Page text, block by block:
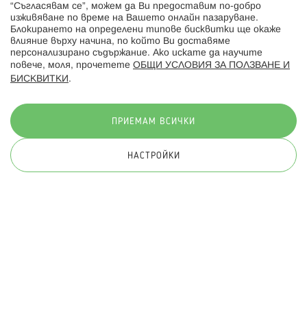
Последвайте ни:
© 2026 Hippoland.net. Всички права запазени
“Съгласявам се”, можем да Ви предоставим по-добро
изживяване по време на Вашето онлайн пазаруване.
Блокирането на определени типове бисквитки ще окаже
влияние върху начина, по който Ви доставяме
персонализирано съдържание. Ако искате да научите
повече, моля, прочетете ОБЩИ УСЛОВИЯ ЗА ПОЛЗВАНЕ И
БИСКВИТКИ .
ПРИЕМАМ ВСИЧКИ
НАСТРОЙКИ